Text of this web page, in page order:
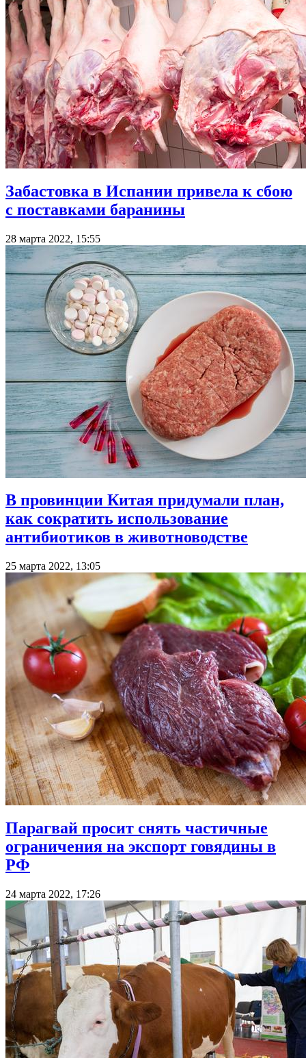
Забастовка в Испании привела к сбою
с поставками баранины
28 марта 2022, 15:55
В провинции Китая придумали план,
как сократить использование
антибиотиков в животноводстве
25 марта 2022, 13:05
Парагвай просит снять частичные
ограничения на экспорт говядины в
РФ
24 марта 2022, 17:26